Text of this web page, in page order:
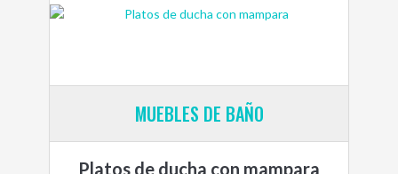
MUEBLES DE BAÑO
Platos de ducha con mampara